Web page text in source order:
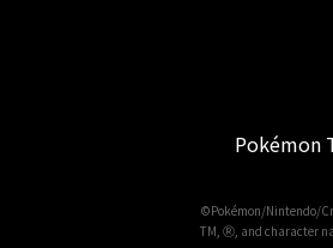
Pokémon
©Pokémon/Nintendo/
TM, Ⓡ, and character